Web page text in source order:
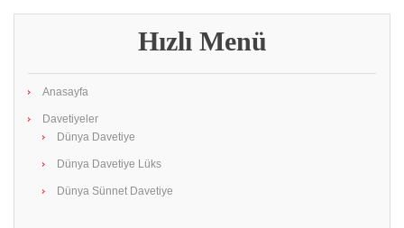
Hızlı Menü
Anasayfa
Davetiyeler
Dünya Davetiye
Dünya Davetiye Lüks
Dünya Sünnet Davetiye